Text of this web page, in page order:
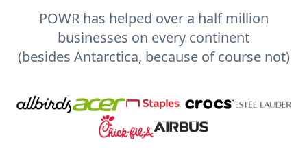
POWR has helped over a half million
businesses on every continent
(besides Antarctica, because of course not)